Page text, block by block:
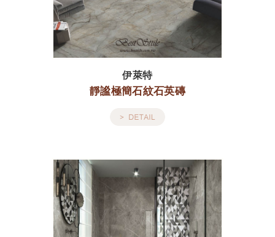
伊萊特
靜謐極簡石紋石英磚